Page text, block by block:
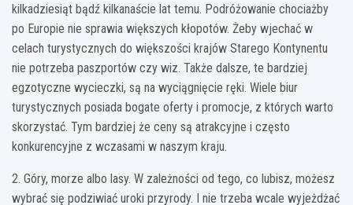
kilkadziesiąt bądź kilkanaście lat temu. Podróżowanie chociażby
po Europie nie sprawia większych kłopotów. Żeby wjechać w
celach turystycznych do większości krajów Starego Kontynentu
nie potrzeba paszportów czy wiz. Także dalsze, te bardziej
egzotyczne wycieczki, są na wyciągnięcie ręki. Wiele biur
turystycznych posiada bogate oferty i promocje, z których warto
skorzystać. Tym bardziej że ceny są atrakcyjne i często
konkurencyjne z wczasami w naszym kraju.
2. Góry, morze albo lasy. W zależności od tego, co lubisz, możesz
wybrać się podziwiać uroki przyrody. I nie trzeba wcale wyjeżdżać